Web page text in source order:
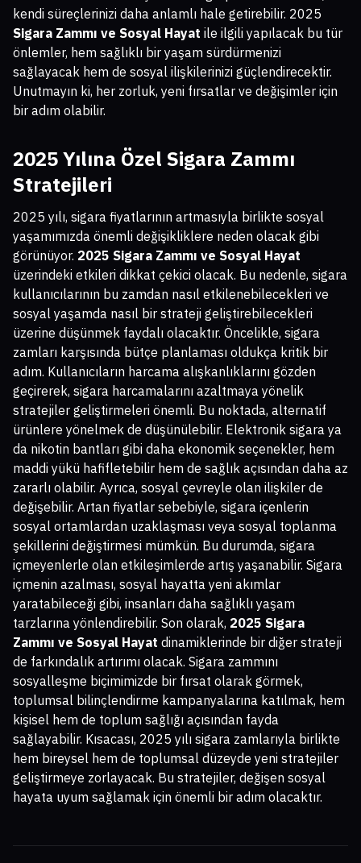
kendi süreçlerinizi daha anlamlı hale getirebilir. 2025
Sigara Zammı ve Sosyal Hayat ile ilgili yapılacak bu tür
önlemler, hem sağlıklı bir yaşam sürdürmenizi
sağlayacak hem de sosyal ilişkilerinizi güçlendirecektir.
Unutmayın ki, her zorluk, yeni fırsatlar ve değişimler için
bir adım olabilir.
2025 Yılına Özel Sigara Zammı
Stratejileri
2025 yılı, sigara fiyatlarının artmasıyla birlikte sosyal
yaşamımızda önemli değişikliklere neden olacak gibi
görünüyor. 2025 Sigara Zammı ve Sosyal Hayat
üzerindeki etkileri dikkat çekici olacak. Bu nedenle, sigara
kullanıcılarının bu zamdan nasıl etkilenebilecekleri ve
sosyal yaşamda nasıl bir strateji geliştirebilecekleri
üzerine düşünmek faydalı olacaktır. Öncelikle, sigara
zamları karşısında bütçe planlaması oldukça kritik bir
adım. Kullanıcıların harcama alışkanlıklarını gözden
geçirerek, sigara harcamalarını azaltmaya yönelik
stratejiler geliştirmeleri önemli. Bu noktada, alternatif
ürünlere yönelmek de düşünülebilir. Elektronik sigara ya
da nikotin bantları gibi daha ekonomik seçenekler, hem
maddi yükü hafifletebilir hem de sağlık açısından daha az
zararlı olabilir. Ayrıca, sosyal çevreyle olan ilişkiler de
değişebilir. Artan fiyatlar sebebiyle, sigara içenlerin
sosyal ortamlardan uzaklaşması veya sosyal toplanma
şekillerini değiştirmesi mümkün. Bu durumda, sigara
içmeyenlerle olan etkileşimlerde artış yaşanabilir. Sigara
içmenin azalması, sosyal hayatta yeni akımlar
yaratabileceği gibi, insanları daha sağlıklı yaşam
tarzlarına yönlendirebilir. Son olarak, 2025 Sigara
Zammı ve Sosyal Hayat dinamiklerinde bir diğer strateji
de farkındalık artırımı olacak. Sigara zammını
sosyalleşme biçimimizde bir fırsat olarak görmek,
toplumsal bilinçlendirme kampanyalarına katılmak, hem
kişisel hem de toplum sağlığı açısından fayda
sağlayabilir. Kısacası, 2025 yılı sigara zamlarıyla birlikte
hem bireysel hem de toplumsal düzeyde yeni stratejiler
geliştirmeye zorlayacak. Bu stratejiler, değişen sosyal
hayata uyum sağlamak için önemli bir adım olacaktır.